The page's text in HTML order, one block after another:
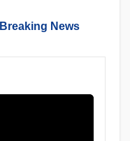
Breaking News